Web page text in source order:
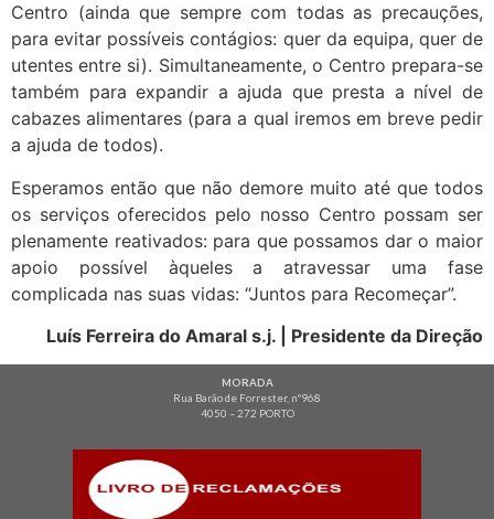
Centro (ainda que sempre com todas as precauções,
para evitar possíveis contágios: quer da equipa, quer de
utentes entre si). Simultaneamente, o Centro prepara-se
também para expandir a ajuda que presta a nível de
cabazes alimentares (para a qual iremos em breve pedir
a ajuda de todos).
Esperamos então que não demore muito até que todos
os serviços oferecidos pelo nosso Centro possam ser
plenamente reativados: para que possamos dar o maior
apoio possível àqueles a atravessar uma fase
complicada nas suas vidas: “Juntos para Recomeçar”.
Luís Ferreira do Amaral s.j. | Presidente da Direção
MORADA
Rua Barão de Forrester, nº968
4050 – 272 PORTO